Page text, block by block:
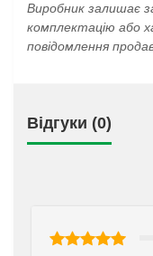
Виробник залишає
комплектацію або
повідомлення
Відгуки (0)